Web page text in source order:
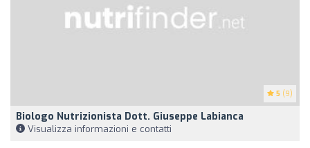
5 (9)
Biologo Nutrizionista Dott. Giuseppe Labianca
Visualizza informazioni e contatti